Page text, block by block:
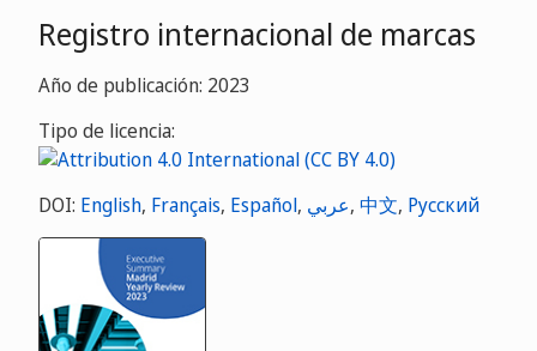
Registro internacional de marcas
Año de publicación: 2023
Tipo de licencia:
DOI: English, Français, Español, عربي, 中文, Русский